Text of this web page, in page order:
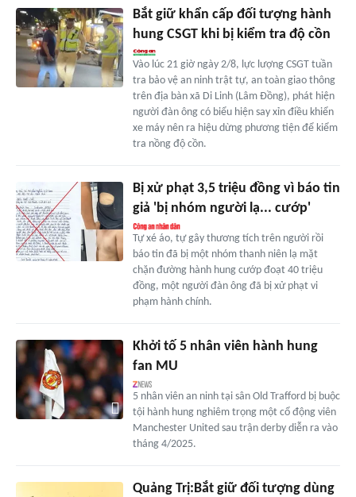
Bắt giữ khẩn cấp đối tượng hành
hung CSGT khi bị kiểm tra độ cồn
Vào lúc 21 giờ ngày 2/8, lực lượng CSGT tuần
tra bảo vệ an ninh trật tự, an toàn giao thông
trên địa bàn xã Di Linh (Lâm Đồng), phát hiện
người đàn ông có biểu hiện say xỉn điều khiển
xe máy nên ra hiệu dừng phương tiện để kiểm
tra nồng độ cồn.
Bị xử phạt 3,5 triệu đồng vì báo tin
giả 'bị nhóm người lạ... cướp'
Tự xé áo, tự gây thương tích trên người rồi
báo tin đã bị một nhóm thanh niên lạ mặt
chặn đường hành hung cướp đoạt 40 triệu
đồng, một người đàn ông đã bị xử phạt vi
phạm hành chính.
Khởi tố 5 nhân viên hành hung
fan MU
5 nhân viên an ninh tại sân Old Trafford bị buộc
tội hành hung nghiêm trọng một cổ động viên
Manchester United sau trận derby diễn ra vào
tháng 4/2025.
Quảng Trị:Bắt giữ đối tượng dùng